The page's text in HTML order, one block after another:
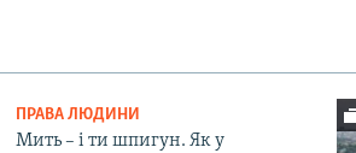
ПРАВА ЛЮДИНИ
Мить – і ти шпигун. Як у